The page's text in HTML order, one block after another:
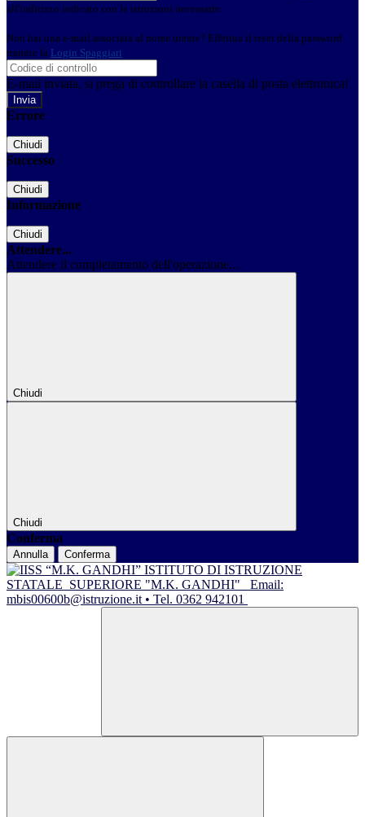
all'indirizzo indicato con le istruzioni necessarie.
Non hai una e-mail associata al nome utente? Effettua il reset della password
tramite la Login Spaggiari
E-mail inviata, si prega di controllare la casella di posta elettronica!
Errore
Chiudi
Successo
Chiudi
Informazione
Chiudi
Attendere...
Attendere il completamento dell'operazione...
Chiudi
Chiudi
Conferma
Annulla Conferma
ISTITUTO DI ISTRUZIONE
STATALE SUPERIORE "M.K. GANDHI"
Email:
mbis00600b@istruzione.it • Tel. 0362 942101